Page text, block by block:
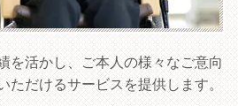
を活かし、ご本人の様々なご意向
ただけるサービスを提供します。